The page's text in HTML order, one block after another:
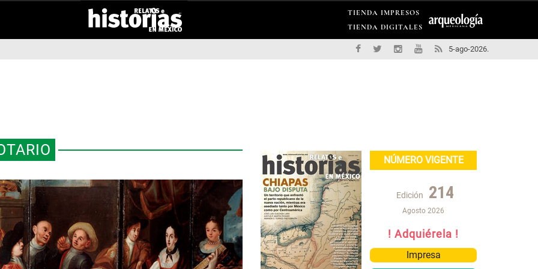
TIENDA IMPRESOS
TIENDA DIGITALES
5-ago-2026.
NÚMERO VIGENTE
Edición 214
Agosto 2026
! Adquiérela !
Impresa